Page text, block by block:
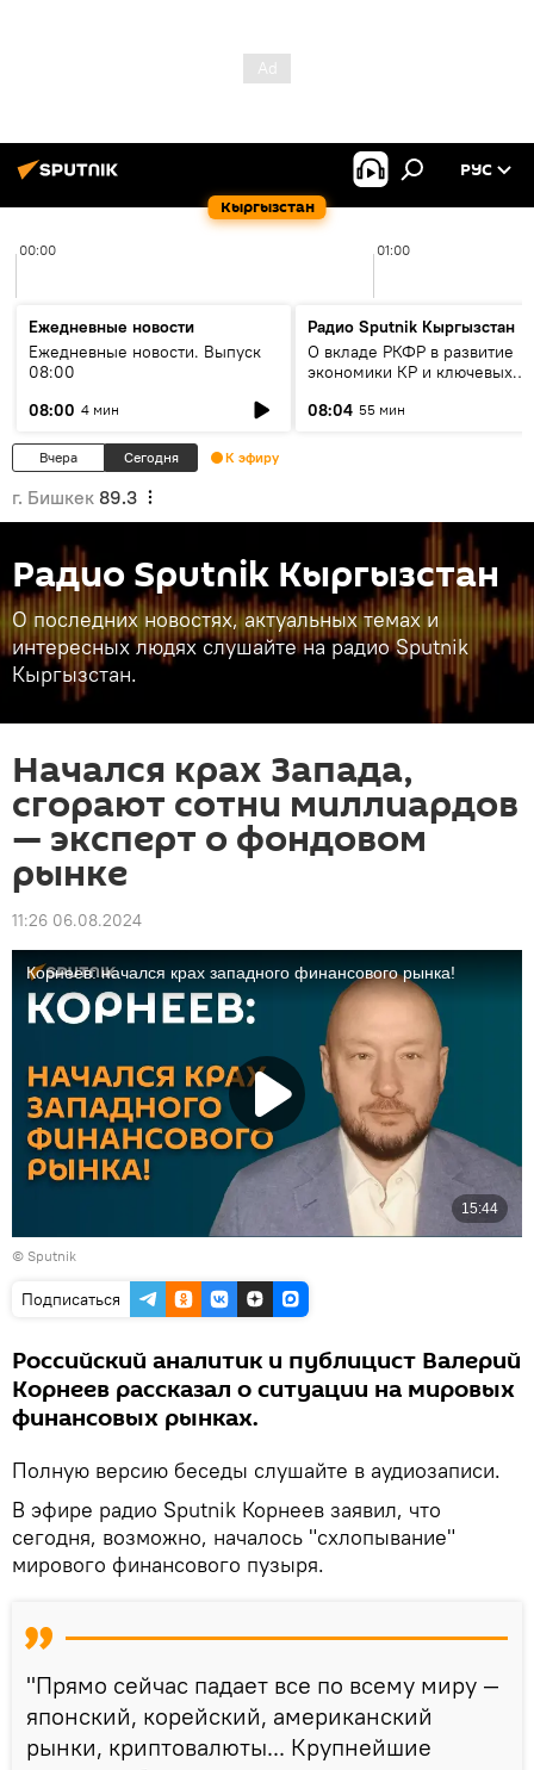
Кыргызстан
РУС
00:00 01:00
Ежедневные новости
Ежедневные новости. Выпуск
08:00
08:00 4 мин
Радио Sputnik Кыргызстан
О вкладе РКФР в развитие
экономики КР и ключевых
08:04 55 мин
Вчера Сегодня К эфиру
г. Бишкек 89.3
Радио Sputnik Кыргызстан
О последних новостях, актуальных темах и
интересных людях слушайте на радио Sputnik
Кыргызстан.
Начался крах Запада,
сгорают сотни миллиардов
— эксперт о фондовом
рынке
11:26 06.08.2024
© Sputnik
Подписаться
Российский аналитик и публицист Валерий
Корнеев рассказал о ситуации на мировых
финансовых рынках.
Полную версию беседы слушайте в аудиозаписи.
В эфире радио Sputnik Корнеев заявил, что
сегодня, возможно, началось "схлопывание"
мирового финансового пузыря.
"Прямо сейчас падает все по всему миру —
японский, корейский, американский
рынки, криптовалюты... Крупнейшие